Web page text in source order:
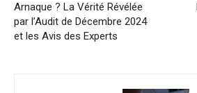
Arnaque ? La Vérité Révélée
par l’Audit de Décembre 2024
et les Avis des Experts